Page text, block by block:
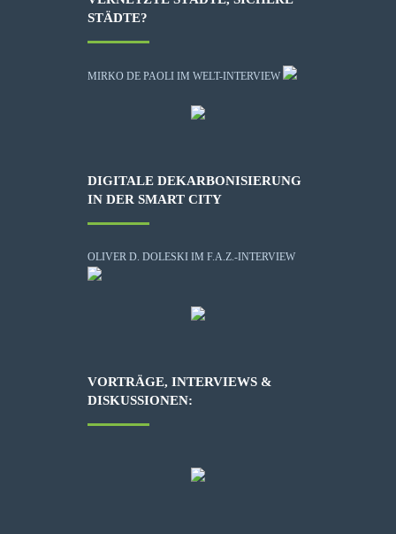
STÄDTE?
MIRKO DE PAOLI IM WELT-INTERVIEW
DIGITALE DEKARBONISIERUNG
IN DER SMART CITY
OLIVER D. DOLESKI IM F.A.Z.-INTERVIEW
VORTRÄGE, INTERVIEWS &
DISKUSSIONEN: